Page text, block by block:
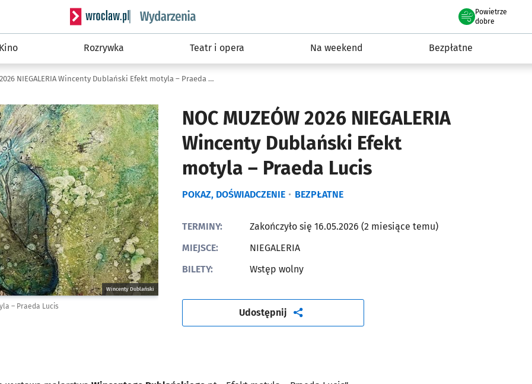
Serwis informacyjny wroclaw.pl podserwis: Wydarzenia
Powietrze
we Wrocławiu
dobre
Kino Rozrywka Teatr i opera Na weekend Bezpłatne
NOC MUZEÓW 2026 NIEGALERIA Wincenty Dublański Efekt motyla – Praeda Lucis
NOC MUZEÓW 2026 NIEGALERIA
Wincenty Dublański Efekt
motyla – Praeda Lucis
POKAZ, DOŚWIADCZENIE BEZPŁATNE
Wincenty Dublański
– Praeda Lucis
TERMINY:
Zakończyło się 16.05.2026 (2 miesiące temu)
MIEJSCE:
NIEGALERIA
BILETY:
Wstęp wolny
Udostępnijartykuł